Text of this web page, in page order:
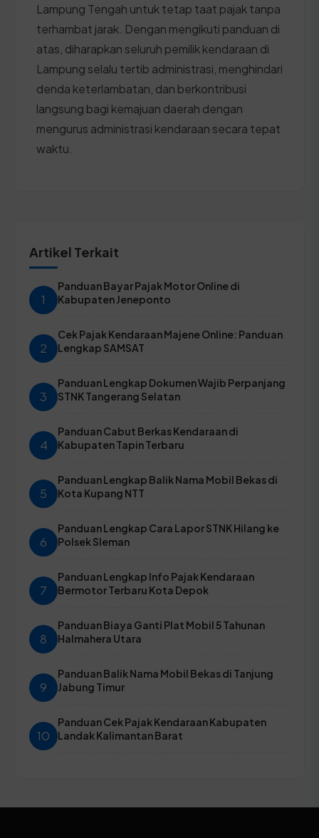
Lampung Tengah untuk tetap taat pajak tanpa
terhambat jarak. Dengan mengikuti panduan di
atas, diharapkan seluruh pemilik kendaraan di
Lampung selalu tertib administrasi, menghindari
denda keterlambatan, dan berkontribusi
langsung bagi kemajuan daerah dengan
mengurus administrasi kendaraan secara tepat
waktu.
Artikel Terkait
1
Panduan Bayar Pajak Motor Online di
Kabupaten Jeneponto
2
Cek Pajak Kendaraan Majene Online: Panduan
Lengkap SAMSAT
3
Panduan Lengkap Dokumen Wajib Perpanjang
STNK Tangerang Selatan
4
Panduan Cabut Berkas Kendaraan di
Kabupaten Tapin Terbaru
5
Panduan Lengkap Balik Nama Mobil Bekas di
Kota Kupang NTT
6
Panduan Lengkap Cara Lapor STNK Hilang ke
Polsek Sleman
7
Panduan Lengkap Info Pajak Kendaraan
Bermotor Terbaru Kota Depok
8
Panduan Biaya Ganti Plat Mobil 5 Tahunan
Halmahera Utara
9
Panduan Balik Nama Mobil Bekas di Tanjung
Jabung Timur
10
Panduan Cek Pajak Kendaraan Kabupaten
Landak Kalimantan Barat